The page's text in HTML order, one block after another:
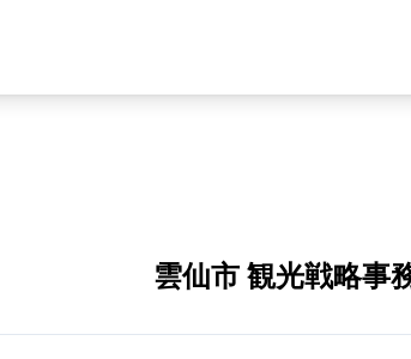
雲仙市 観光戦略事